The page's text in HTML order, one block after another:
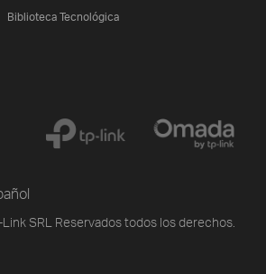
Biblioteca Tecnológica
SRL Reservados todos los derechos.